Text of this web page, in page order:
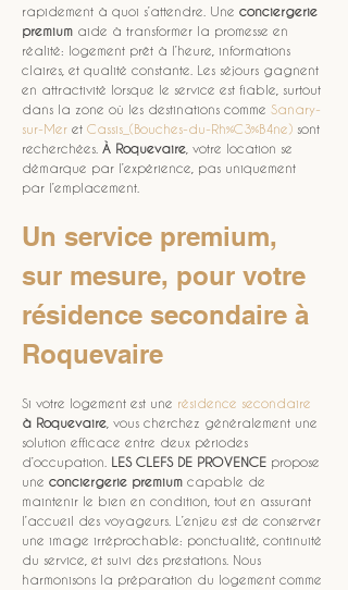
rapidement à quoi s’attendre. Une conciergerie
premium aide à transformer la promesse en
réalité: logement prêt à l’heure, informations
claires, et qualité constante. Les séjours gagnent
en attractivité lorsque le service est fiable, surtout
dans la zone où les destinations comme Sanary-
sur-Mer et Cassis_(Bouches-du-Rh%C3%B4ne) sont
recherchées. À Roquevaire , votre location se
démarque par l’expérience, pas uniquement
par l’emplacement.
Un service premium,
sur mesure, pour votre
résidence secondaire à
Roquevaire
Si votre logement est une résidence secondaire
à Roquevaire , vous cherchez généralement une
solution efficace entre deux périodes
d’occupation. LES CLEFS DE PROVENCE propose
une conciergerie premium capable de
maintenir le bien en condition, tout en assurant
l’accueil des voyageurs. L’enjeu est de conserver
une image irréprochable: ponctualité, continuité
du service, et suivi des prestations. Nous
harmonisons la préparation du logement comme